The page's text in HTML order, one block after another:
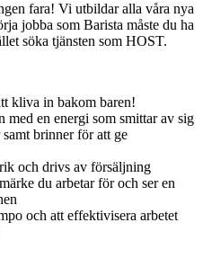
fara! Vi utbildar alla våra nya
jobba som Barista måste du ha
söka tjänsten som HOST.
kliva in bakom baren!
med en energi som smittar av sig
brinner för att ge
och drivs av försäljning
du arbetar för och ser en
och att effektivisera arbetet